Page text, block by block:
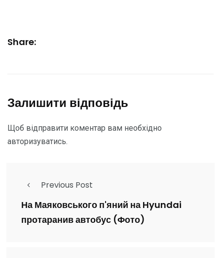
Share:
Залишити відповідь
Щоб відправити коментар вам необхідно
авторизуватись.
Previous Post
На Маяковського п'яний на Hyundai
протаранив автобус (Фото)